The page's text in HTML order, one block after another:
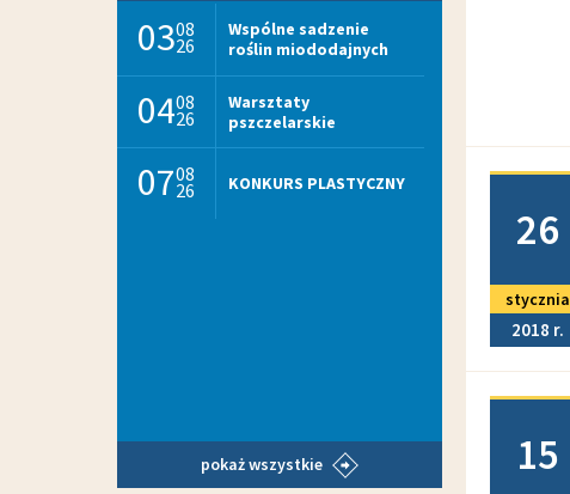
0308
26
Wspólne sadzenie
roślin miododajnych
0408
26
Warsztaty
pszczelarskie
0708
26 KONKURS PLASTYCZNY
pokaż wszystkie
26
stycznia
2018
15